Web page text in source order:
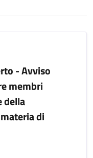
- Avviso
membri
della
di